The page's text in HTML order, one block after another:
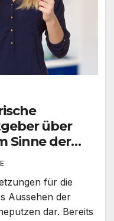
über
Sinne der
für die
Aussehen der
dar. Bereits